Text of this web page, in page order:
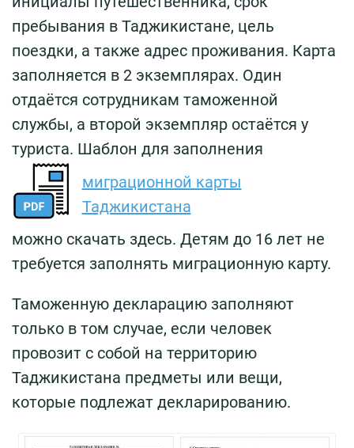
пребывания в Таджикистане, цель
поездки, а также адрес проживания. Карта
заполняется в 2 экземплярах. Один
отдаётся сотрудникам таможенной
службы, а второй экземпляр остаётся у
туриста. Шаблон для заполнения
миграционной карты
Таджикистана
можно скачать здесь. Детям до 16 лет не
требуется заполнять миграционную карту.
Таможенную декларацию заполняют
только в том случае, если человек
провозит с собой на территорию
Таджикистана предметы или вещи,
которые подлежат декларированию.